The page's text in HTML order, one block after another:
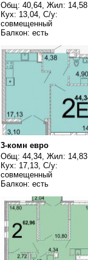
Общ: 40,64, Жил: 14,58
Кух: 13,04, С/у:
совмещенный
Балкон: есть
3-комн евро
Общ: 44,34, Жил: 14,83
Кух: 17,13, С/у:
совмещенный
Балкон: есть